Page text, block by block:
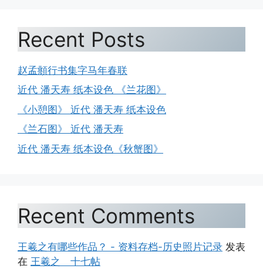
Recent Posts
赵孟頫行书集字马年春联
近代 潘天寿 纸本设色 《兰花图》
《小憩图》 近代 潘天寿 纸本设色
《兰石图》 近代 潘天寿
近代 潘天寿 纸本设色《秋蟹图》
Recent Comments
王羲之有哪些作品？ - 资料存档-历史照片记录 发表
在 王羲之 十七帖